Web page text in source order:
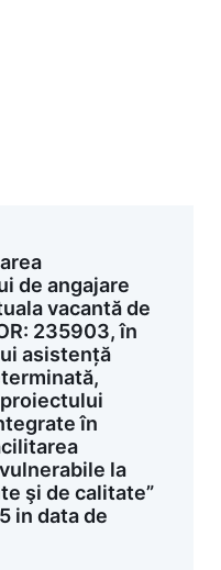
de angajare
vacantă de
235903, în
asistență
în
la
şi de calitate”
in data de